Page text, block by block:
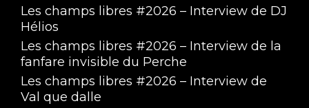
Les champs libres #2026 – Interview de DJ
Hélios
Les champs libres #2026 – Interview de la
fanfare invisible du Perche
Les champs libres #2026 – Interview de
Val que dalle